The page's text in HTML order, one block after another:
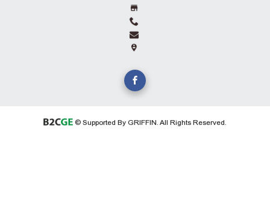
© Supported By GRIFFIN. All Rights Reserved.